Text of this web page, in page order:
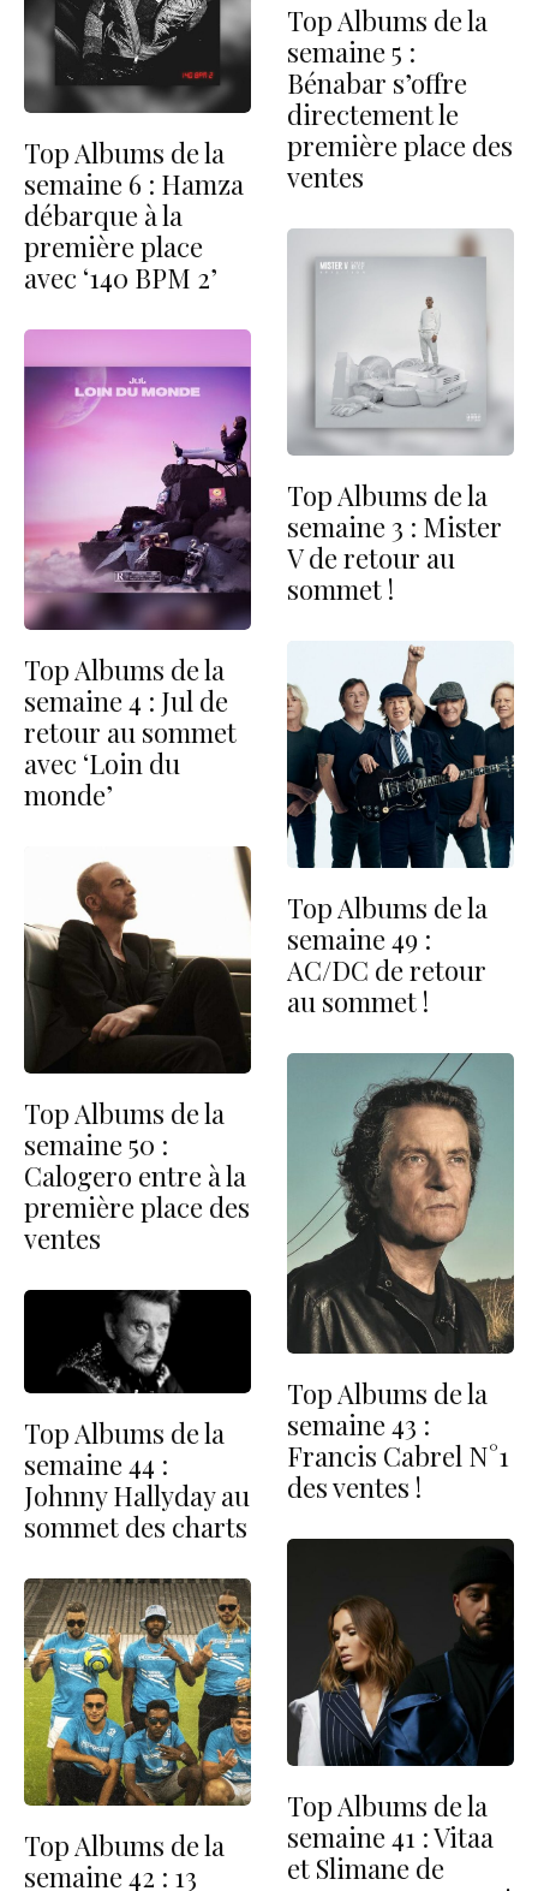
Top Albums de la
semaine 6 : Hamza
débarque à la
première place
avec ‘140 BPM 2’
Top Albums de la
semaine 4 : Jul de
retour au sommet
avec ‘Loin du
monde’
Top Albums de la
semaine 50 :
Calogero entre à la
première place des
ventes
Top Albums de la
semaine 44 :
Johnny Hallyday au
sommet des charts
Top Albums de la
semaine 42 : 13
Top Albums de la
semaine 5 :
Bénabar s’offre
directement le
première place des
ventes
Top Albums de la
semaine 3 : Mister
V de retour au
sommet !
Top Albums de la
semaine 49 :
AC/DC de retour
au sommet !
Top Albums de la
semaine 43 :
Francis Cabrel N°1
des ventes !
Top Albums de la
semaine 41 : Vitaa
et Slimane de